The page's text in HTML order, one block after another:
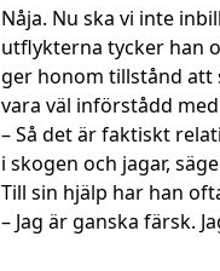
Nåja. Nu ska vi inte
utflykterna tycker han
ger honom tillstånd att
vara väl införstådd
– Så det är faktiskt
i skogen och jagar,
Till sin hjälp har han
– Jag är ganska färsk.